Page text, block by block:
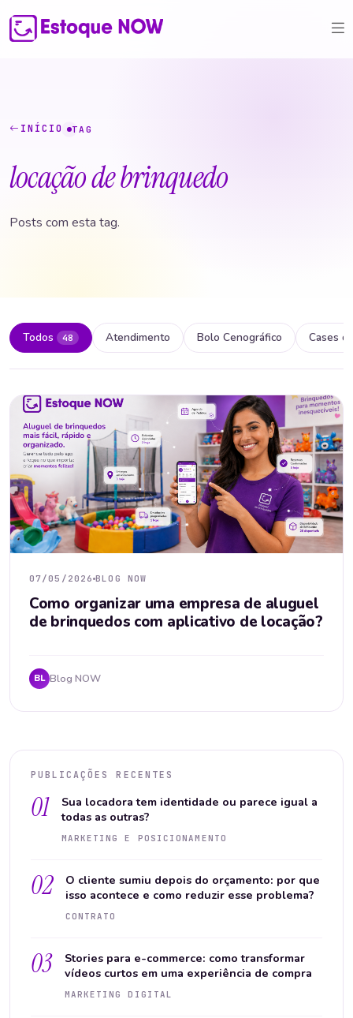
INÍCIO TAG
locação de brinquedo
Posts com esta tag.
Todos 48 Atendimento Bolo Cenográfico Cases
07/05/2026 BLOG NOW
Como organizar uma empresa de aluguel
de brinquedos com aplicativo de locação?
BL Blog NOW
PUBLICAÇÕES RECENTES
01
Sua locadora tem identidade ou parece igual a
todas as outras?
MARKETING E POSICIONAMENTO
02
O cliente sumiu depois do orçamento: por que
isso acontece e como reduzir esse problema?
CONTRATO
03
Stories para e-commerce: como transformar
vídeos curtos em uma experiência de compra
MARKETING DIGITAL